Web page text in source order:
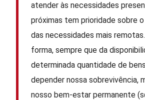
atender às necessidades
próximas tem prioridade sobre
das necessidades mais
forma, sempre que da
determinada quantidade de
depender nossa sobrevivência,
nosso bem-estar permanente